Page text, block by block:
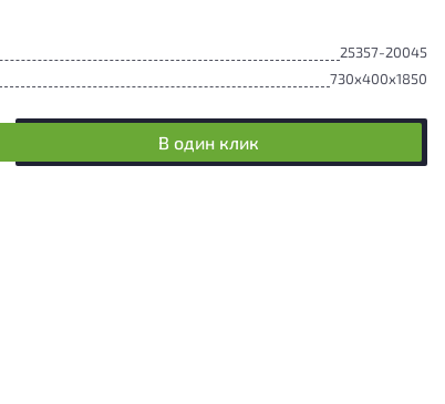
25357-20045
730x400x1850
В один клик